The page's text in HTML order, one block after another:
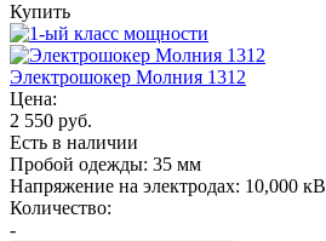
Купить
Электрошокер Молния 1312
Цена:
2 550 руб.
Есть в наличии
Пробой одежды: 35 мм
Напряжение на электродах: 10,000 кВ
Количество:
-